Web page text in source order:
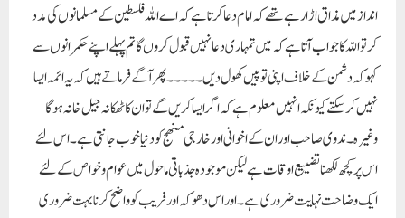
انداز میں مذاق اڑا رہے تھے کہ امام دعا کرتا ہے کہ اے اللہ فلسطین کے مسلمانوں کی مدد
کر تو اللہ کا جواب آتا ہے کہ میں تمہاری دعا نہیں قبول کروں گا تم پہلے اپنے حکمرانوں سے
کہو کہ دشمن کے خلاف اپنی توپیں کھول دیں ۔۔۔۔۔ پھر آگے فرماتے ہیں کہ یہ ائمہ ایسا
نہیں کرسکتے کیونکہ انہیں معلوم ہے کہ اگر ایسا کریں گے تو ان کا ٹھکانہ جیل خانہ ہوگا
وغیرہ۔ندوی صاحب اور ان کے اخوانی اور خارجی منھج کو دنیا خوب جانتی ہے۔ اس لئے
اس پر کچھ لکھنا تضییع اوقات ہے لیکن موجودہ جذباتی ماحول میں عوام وخواص کے لئے
ایک وضاحت نہایت ضروری ہے۔ اور اس دھوکہ اور فریب کو واضح کرنا بہت ضروری